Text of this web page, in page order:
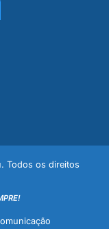
Todos os direitos